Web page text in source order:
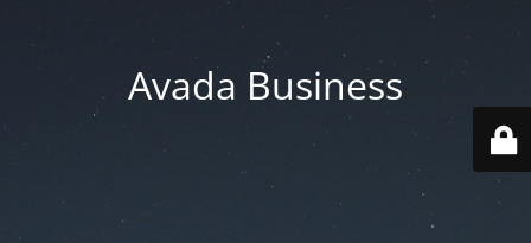
Avada Business